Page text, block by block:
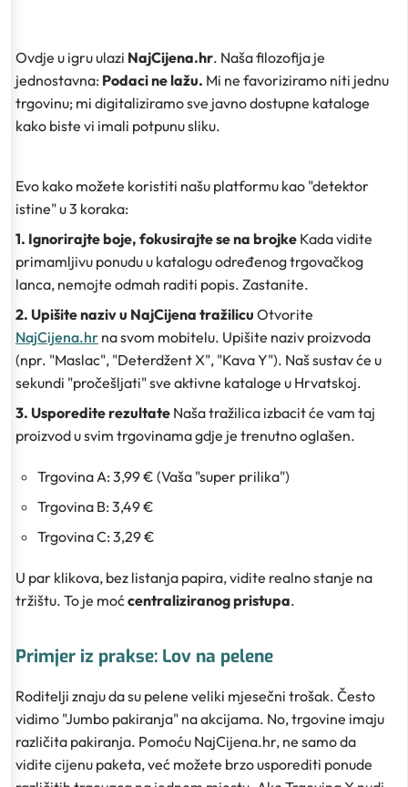
Ovdje u igru ulazi NajCijena.hr. Naša filozofija je
jednostavna: Podaci ne lažu. Mi ne favoriziramo niti jednu
trgovinu; mi digitaliziramo sve javno dostupne kataloge
kako biste vi imali potpunu sliku.
Evo kako možete koristiti našu platformu kao "detektor
istine" u 3 koraka:
1. Ignorirajte boje, fokusirajte se na brojke Kada vidite
primamljivu ponudu u katalogu određenog trgovačkog
lanca, nemojte odmah raditi popis. Zastanite.
2. Upišite naziv u NajCijena tražilicu Otvorite
NajCijena.hr na svom mobitelu. Upišite naziv proizvoda
(npr. "Maslac", "Deterdžent X", "Kava Y"). Naš sustav će u
sekundi "pročešljati" sve aktivne kataloge u Hrvatskoj.
3. Usporedite rezultate Naša tražilica izbacit će vam taj
proizvod u svim trgovinama gdje je trenutno oglašen.
Trgovina A: 3,99 € (Vaša "super prilika")
Trgovina B: 3,49 €
Trgovina C: 3,29 €
U par klikova, bez listanja papira, vidite realno stanje na
tržištu. To je moćcentraliziranog pristupa.
Primjer iz prakse: Lov na pelene
Roditelji znaju da su pelene veliki mjesečni trošak. Često
vidimo "Jumbo pakiranja" na akcijama. No, trgovine imaju
različita pakiranja. Pomoću NajCijena.hr, ne samo da
vidite cijenu paketa, već možete brzo usporediti ponude